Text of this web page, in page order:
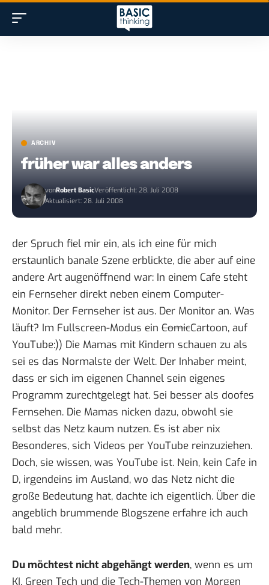
ARCHIV
früher war alles anders
vonRobert BasicVeröffentlicht: 28. Juli 2008
Aktualisiert: 28. Juli 2008
der Spruch fiel mir ein, als ich eine für mich
erstaunlich banale Szene erblickte, die aber auf eine
andere Art augenöffnend war: In einem Cafe steht
ein Fernseher direkt neben einem Computer-
Monitor. Der Fernseher ist aus. Der Monitor an. Was
läuft? Im Fullscreen-Modus ein ComicCartoon, auf
YouTube:)) Die Mamas mit Kindern schauen zu als
sei es das Normalste der Welt. Der Inhaber meint,
dass er sich im eigenen Channel sein eigenes
Programm zurechtgelegt hat. Sei besser als doofes
Fernsehen. Die Mamas nicken dazu, obwohl sie
selbst das Netz kaum nutzen. Es ist aber nix
Besonderes, sich Videos per YouTube reinzuziehen.
Doch, sie wissen, was YouTube ist. Nein, kein Cafe in
D, irgendeins im Ausland, wo das Netz nicht die
große Bedeutung hat, dachte ich eigentlich. Über die
angeblich brummende Blogszene erfahre ich auch
bald mehr.
Du möchtest nicht abgehängt werden, wenn es um
KI, Green Tech und die Tech-Themen von Morgen